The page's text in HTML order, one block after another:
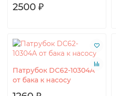
2500 ₽
Патрубок DC62-10304A
от бака к насосу